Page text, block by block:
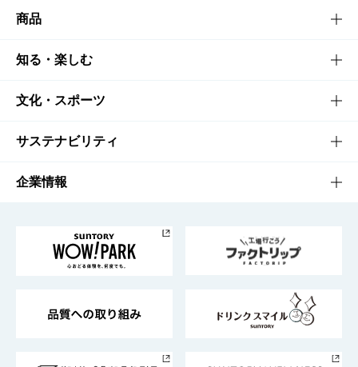
商品
商品TOP
商品一覧
商品発売情報
栄養成分一覧
知る・楽しむ
知る・楽しむTOP
キャンペーン
工場見学
地域情報
文化・スポーツ
文化・スポーツTOP
サントリーホール
サントリーサンバーズ大阪
サステナビリティ
サステナビリティTOP
サントリーが考えるサステナビリティ経営
企業情報
企業概要